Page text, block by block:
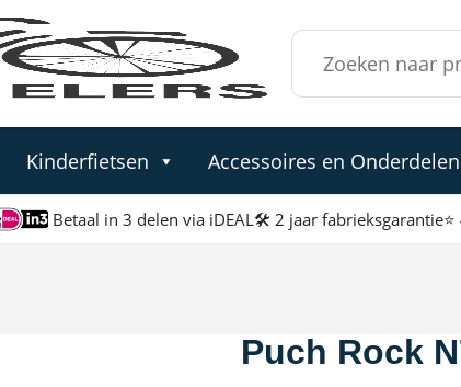
Zoek
naar:
Kinderfietsen Accessoires en Onderdelen
Betaal in 3 delen via iDEAL🛠 2 jaar fabrieksgarantie
Puch Rock